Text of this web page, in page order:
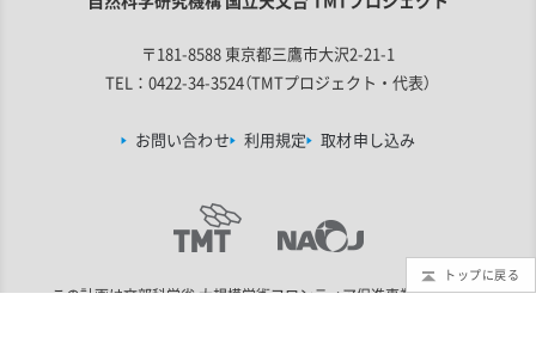
〒181-8588 東京都三鷹市大沢2-21-1
TEL：0422-34-3524（TMTプロジェクト・代表）
お問い合わせ 利用規定 取材申し込み
この計画は文部科学省 大規模学術フロンティア促進事業の支援を受
トップに戻る